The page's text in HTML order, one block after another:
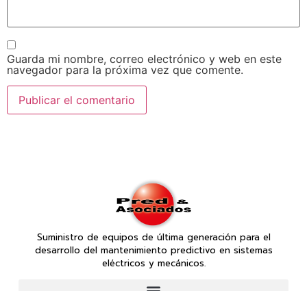
Guarda mi nombre, correo electrónico y web en este
navegador para la próxima vez que comente.
Suministro de equipos de última generación para el
desarrollo del mantenimiento predictivo en sistemas
eléctricos y mecánicos.